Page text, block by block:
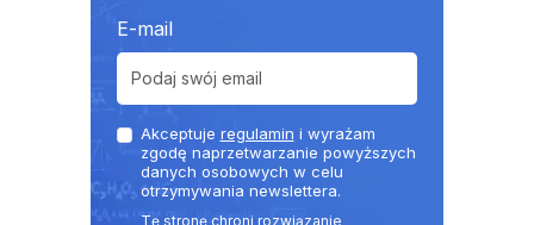
E-mail
Akceptuje regulamin i wyrażam
zgodę naprzetwarzanie powyższych
danych osobowych w celu
otrzymywania newslettera.